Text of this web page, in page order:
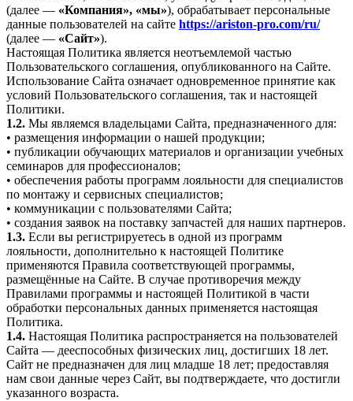
(далее — «Компания», «мы»), обрабатывает персональные
данные пользователей на сайте https://ariston-pro.com/ru/
(далее — «Сайт»).
Настоящая Политика является неотъемлемой частью
Пользовательского соглашения, опубликованного на Сайте.
Использование Сайта означает одновременное принятие как
условий Пользовательского соглашения, так и настоящей
Политики.
1.2. Мы являемся владельцами Сайта, предназначенного для:
• размещения информации о нашей продукции;
• публикации обучающих материалов и организации учебных
семинаров для профессионалов;
• обеспечения работы программ лояльности для специалистов
по монтажу и сервисных специалистов;
• коммуникации с пользователями Сайта;
• создания заявок на поставку запчастей для наших партнеров.
1.3. Если вы регистрируетесь в одной из программ
лояльности, дополнительно к настоящей Политике
применяются Правила соответствующей программы,
размещённые на Сайте. В случае противоречия между
Правилами программы и настоящей Политикой в части
обработки персональных данных применяется настоящая
Политика.
1.4. Настоящая Политика распространяется на пользователей
Сайта — дееспособных физических лиц, достигших 18 лет.
Сайт не предназначен для лиц младше 18 лет; предоставляя
нам свои данные через Сайт, вы подтверждаете, что достигли
указанного возраста.